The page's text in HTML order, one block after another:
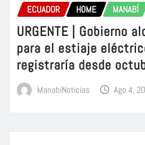
ECUADOR HOME MANABÍ
URGENTE | Gobierno
para el estiaje
registraría desde
ManabiNoticias Ago 4,